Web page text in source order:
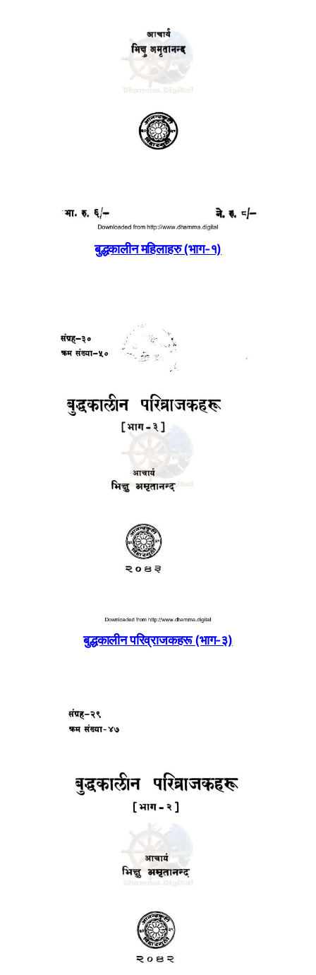
बुद्धकालीन महिलाहरु (भाग-१)
बुद्धकालीन परिव्राजकहरू (भाग-३)